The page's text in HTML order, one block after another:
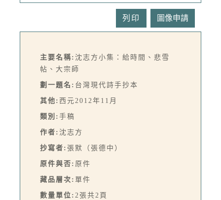
列印
主要名稱: 沈志方小集：給時間、悲雪
帖、大宗師
劃一題名: 台灣現代詩手抄本
其他: 西元2012年11月
類別: 手稿
作者: 沈志方
抄寫者: 張默（張德中）
原件與否: 原件
藏品層次: 單件
數量單位: 2張共2頁